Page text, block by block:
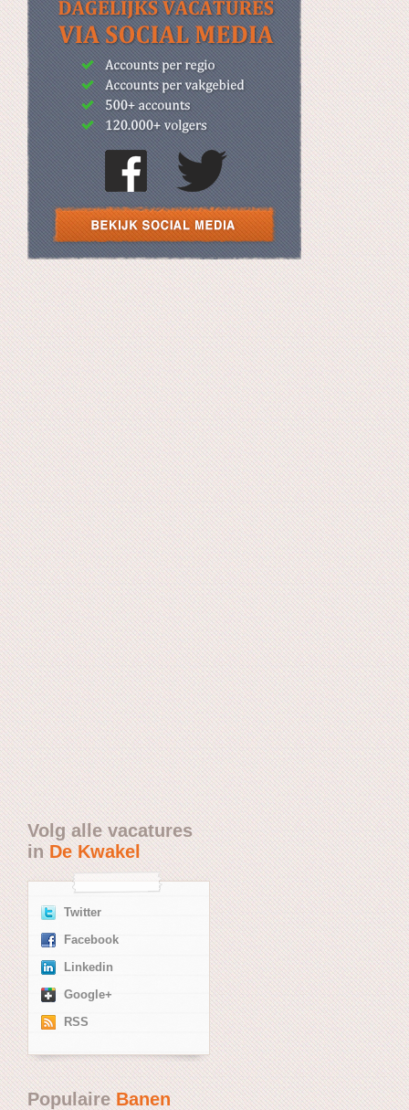
Volg alle vacatures
in De Kwakel
Twitter
Facebook
Linkedin
Google+
RSS
PopulaireBanen